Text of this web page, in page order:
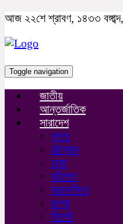
আজ ২২শে শ্রাবণ, ১৪৩৩
Toggle navigation
জাতীয়
আন্তর্জাতিক
সারাদেশ
খুলনা
চট্টগ্রাম
ঢাকা
বরিশাল
ময়মনসিংহ
রংপুর
সিলেট